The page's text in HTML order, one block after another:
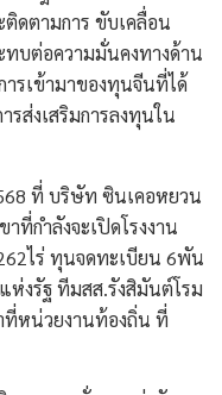
ติดตามการ ขับเคลื่อน
บต่อความมั่นคงทางด้าน
รเข้ามาของทุนจีนที่ได้
รส่งเสริมการลงทุนใน
ที่ บริษัท ซินเคอหยวน
ที่กำลังจะเปิดโรงงาน
ไร่ ทุนจดทะเบียน 6พัน
ห่งรัฐ ทีมสส.รังสิมันต์โรม
ที่หน่วยงานท้องถิ่น ที่